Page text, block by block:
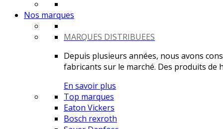
Nos marques
MARQUES DISTRIBUEES
Depuis plusieurs années, nous avons
fabricants sur le marché. Des produits de
En savoir plus
Top marques
Eaton Vickers
Bosch rexroth